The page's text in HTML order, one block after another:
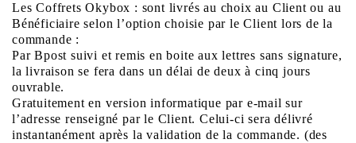
Les Coffrets Okybox : sont livrés au choix au Client ou au
Bénéficiaire selon l’option choisie par le Client lors de la
commande :
Par Bpost suivi et remis en boite aux lettres sans signature,
la livraison se fera dans un délai de deux à cinq jours
ouvrable.
Gratuitement en version informatique par e-mail sur
l’adresse renseigné par le Client. Celui-ci sera délivré
instantanément après la validation de la commande. (des